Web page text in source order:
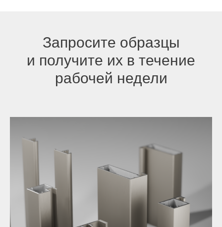
Запросите образцы
и получите их в течение
рабочей недели